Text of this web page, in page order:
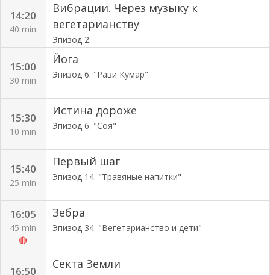
14:20
40 min
Вибрации. Через музыку к
вегетарианству
Эпизод 2.
15:00
30 min
Йога
Эпизод 6. "Рави Кумар"
15:30
10 min
Истина дороже
Эпизод 6. "Соя"
15:40
25 min
Первый шаг
Эпизод 14. "Травяные напитки"
16:05
45 min
🔴
Зебра
Эпизод 34. "Вегетарианство и дети"
16:50
Секта Земли